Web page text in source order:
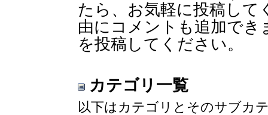
たら、お気軽に投稿して
由にコメントも追加で
を投稿してください。
カテゴリ一覧
以下はカテゴリとそのサブカ